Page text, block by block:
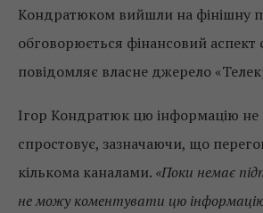
Кондратюком вийшли на фінішну
обговорюється фінансовий аспект
повідомляє власне джерело
Ігор Кондратюк цю інформацію не
спростовує, зазначаючи, що
кількома каналами. «Поки немає
не можу коментувати цю